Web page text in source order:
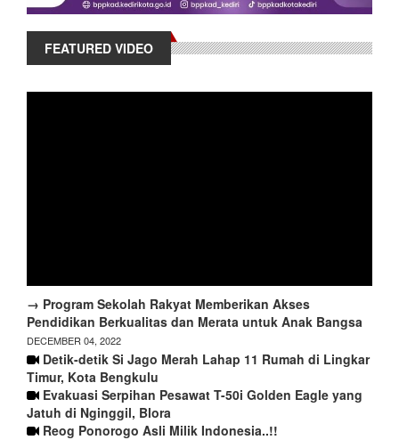
FEATURED VIDEO
→ Program Sekolah Rakyat Memberikan Akses
Pendidikan Berkualitas dan Merata untuk Anak Bangsa
DECEMBER 04, 2022
Detik-detik Si Jago Merah Lahap 11 Rumah di Lingkar
Timur, Kota Bengkulu
Evakuasi Serpihan Pesawat T-50i Golden Eagle yang
Jatuh di Nginggil, Blora
Reog Ponorogo Asli Milik Indonesia..!!